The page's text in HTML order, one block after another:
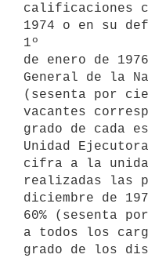
calificaciones
1974 o en su
1º
de enero de
General de la
(sesenta por
vacantes
grado de cada
Unidad
cifra a la
realizadas las
diciembre de
60% (sesenta
a todos los
grado de los